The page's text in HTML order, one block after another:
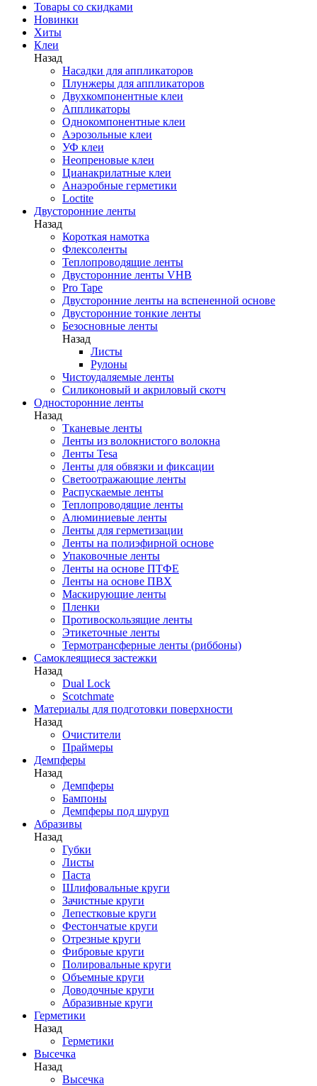
Товары со скидками
Новинки
Хиты
Клеи
Назад
Насадки для аппликаторов
Плунжеры для аппликаторов
Двухкомпонентные клеи
Аппликаторы
Однокомпонентные клеи
Аэрозольные клеи
УФ клеи
Неопреновые клеи
Цианакрилатные клеи
Анаэробные герметики
Loctite
Двусторонние ленты
Назад
Короткая намотка
Флексоленты
Теплопроводящие ленты
Двусторонние ленты VHB
Pro Tape
Двусторонние ленты на вспененной основе
Двусторонние тонкие ленты
Безосновные ленты
Назад
Листы
Рулоны
Чистоудаляемые ленты
Силиконовый и акриловый скотч
Односторонние ленты
Назад
Тканевые ленты
Ленты из волокнистого волокна
Ленты Tesa
Ленты для обвязки и фиксации
Светоотражающие ленты
Распускаемые ленты
Теплопроводящие ленты
Алюминиевые ленты
Ленты для герметизации
Ленты на полиэфирной основе
Упаковочные ленты
Ленты на основе ПТФЕ
Ленты на основе ПВХ
Маскирующие ленты
Пленки
Противоскользящие ленты
Этикеточные ленты
Термотрансферные ленты (риббоны)
Cамоклеящиеся застежки
Назад
Dual Lock
Scotchmate
Материалы для подготовки поверхности
Назад
Очистители
Праймеры
Демпферы
Назад
Демпферы
Бампоны
Демпферы под шуруп
Абразивы
Назад
Губки
Листы
Паста
Шлифовальные круги
Зачистные круги
Лепестковые круги
Фестончатые круги
Отрезные круги
Фибровые круги
Полировальные круги
Объемные круги
Доводочные круги
Абразивные круги
Герметики
Назад
Герметики
Высечка
Назад
Высечка